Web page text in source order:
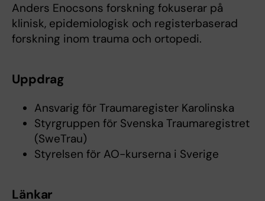
Anders Enocsons forskning fokuserar på
klinisk, epidemiologisk och registerbaserad
forskning inom trauma och ortopedi.
Uppdrag
Ansvarig för Traumaregister Karolinska
Styrgruppen för Svenska Traumaregistret
(SweTrau)
Styrelsen för AO-kurserna i Sverige
Länkar